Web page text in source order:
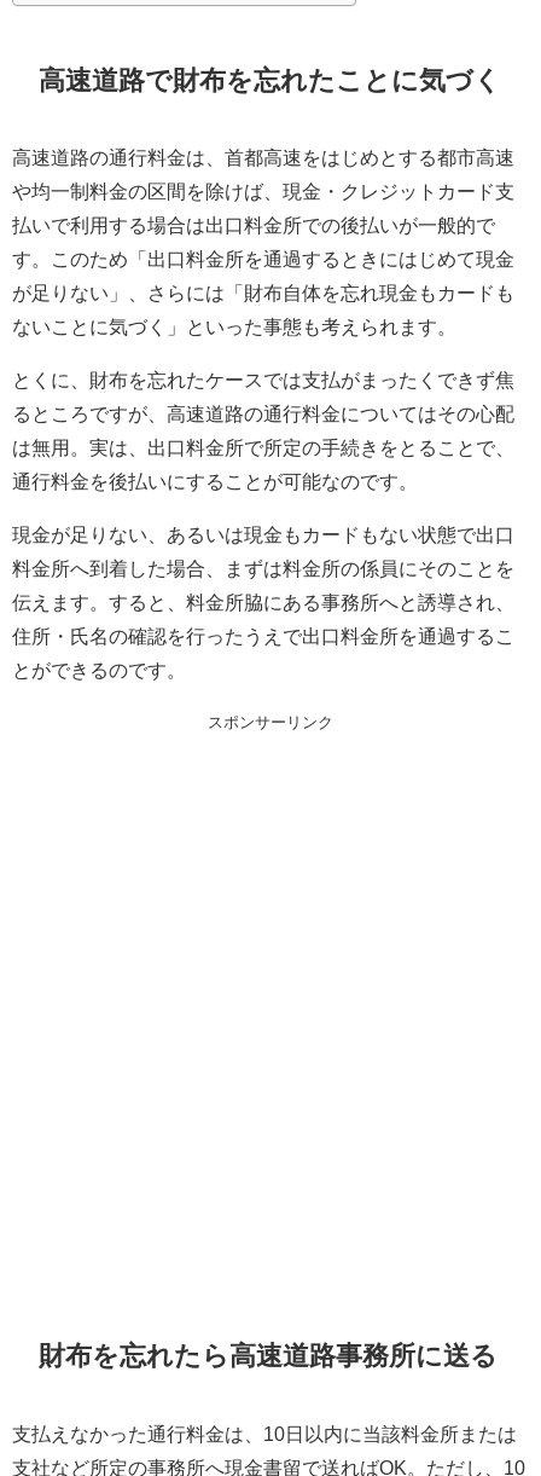
高速道路で財布を忘れたことに気づく
高速道路の通行料金は、首都高速をはじめとする都市高速
や均一制料金の区間を除けば、現金・クレジットカード支
払いで利用する場合は出口料金所での後払いが一般的で
す。このため「出口料金所を通過するときにはじめて現金
が足りない」、さらには「財布自体を忘れ現金もカードも
ないことに気づく」といった事態も考えられます。
とくに、財布を忘れたケースでは支払がまったくできず焦
るところですが、高速道路の通行料金についてはその心配
は無用。実は、出口料金所で所定の手続きをとることで、
通行料金を後払いにすることが可能なのです。
現金が足りない、あるいは現金もカードもない状態で出口
料金所へ到着した場合、まずは料金所の係員にそのことを
伝えます。すると、料金所脇にある事務所へと誘導され、
住所・氏名の確認を行ったうえで出口料金所を通過するこ
とができるのです。
スポンサーリンク
財布を忘れたら高速道路事務所に送る
支払えなかった通行料金は、10日以内に当該料金所または
支社など所定の事務所へ現金書留で送ればOK。ただし、10